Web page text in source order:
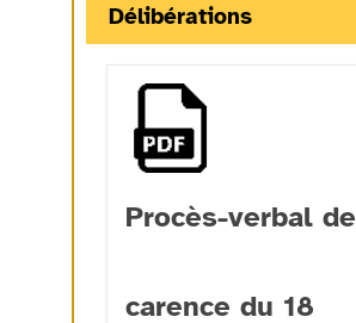
Délibérations
Procès-verbal de
carence du 18